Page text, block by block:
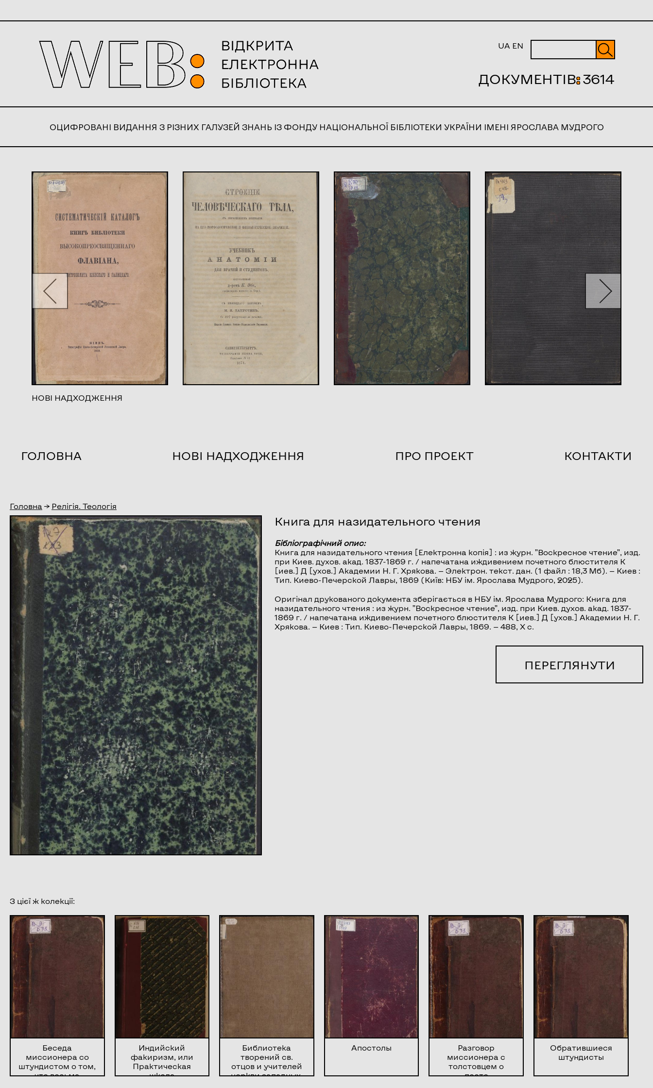
UA EN
ДОКУМЕНТІВ:3614
ОЦИФРОВАНІ ВИДАННЯ З РІЗНИХ ГАЛУЗЕЙ ЗНАНЬ ІЗ ФОНДУ НАЦІОНАЛЬНОЇ БІБЛІОТЕКИ УКРАЇНИ ІМЕНІ ЯРОСЛАВА МУДРОГО
НОВІ НАДХОДЖЕННЯ
ГОЛОВНА НОВІ НАДХОДЖЕННЯ ПРО ПРОЕКТ КОНТАКТИ
Головна → Релігія. Теологія
Книга для назидательного чтения
Бібліографічний опис:
Книга для назидательного чтения [Електронна копія] : из журн. ”Воскресное чтение”, изд.
при Киев. духов. акад. 1837-1869 г. / напечатана иждивением почетного блюстителя К
[иев.] Д [ухов.] Академии Н. Г. Хрякова. — Электрон. текст. дан. (1 файл : 18,3 Мб). — Киев :
Тип. Киево-Печерской Лавры, 1869 (Київ: НБУ ім. Ярослава Мудрого, 2025).
Оригінал друкованого документа зберігається в НБУ ім. Ярослава Мудрого: Книга для
назидательного чтения : из журн. ”Воскресное чтение”, изд. при Киев. духов. акад. 1837-
1869 г. / напечатана иждивением почетного блюстителя К [иев.] Д [ухов.] Академии Н. Г.
Хрякова. — Киев : Тип. Киево-Печерской Лавры, 1869. — 488, X с.
ПЕРЕГЛЯНУТИ
З цієї ж колекції:
Беседа
миссионера со
штундистом о том,
что весьма
Индийский
факиризм, или
Практическая
школа
Библиотека
творений св.
отцов и учителей
церкви западных.
Апостолы
Разговор
миссионера с
толстовцем о
посте
Обратившиеся
штундисты